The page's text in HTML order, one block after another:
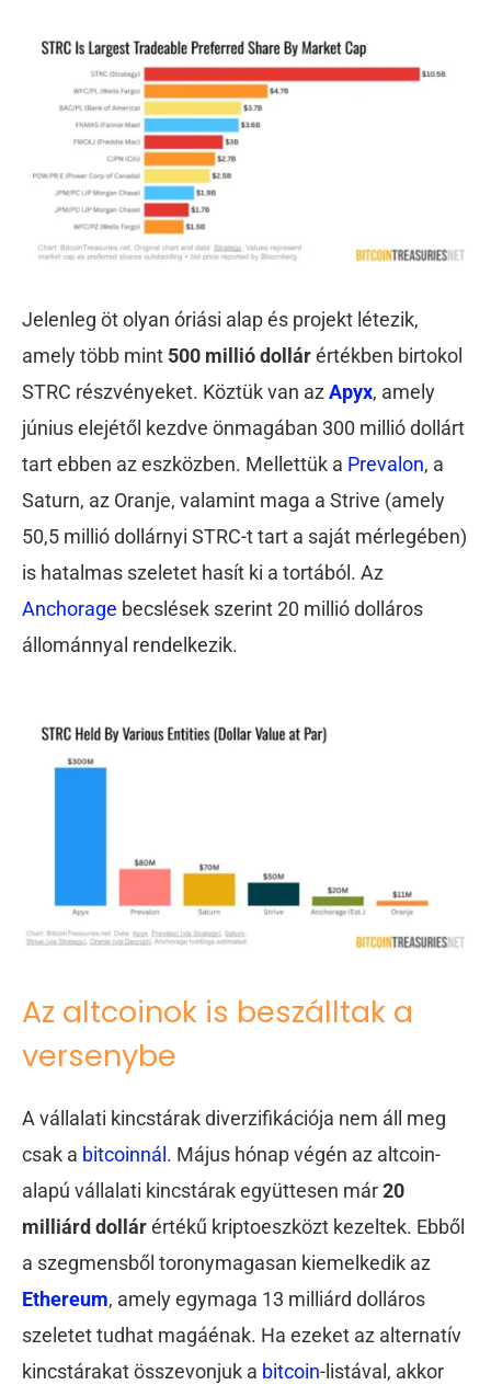
Jelenleg öt olyan óriási alap és projekt létezik,
amely több mint 500 millió dollárértékben birtokol
STRC részvényeket. Köztük van az Apyx, amely
június elejétől kezdve önmagában 300 millió dollárt
tart ebben az eszközben. Mellettük a Prevalon, a
Saturn, az Oranje, valamint maga a Strive (amely
50,5 millió dollárnyi STRC-t tart a saját mérlegében)
is hatalmas szeletet hasít ki a tortából. Az
Anchorage becslések szerint 20 millió dolláros
állománnyal rendelkezik.
Az altcoinok is beszálltak a
versenybe
A vállalati kincstárak diverzifikációja nem áll meg
csak a bitcoinnál . Május hónap végén az altcoin-
alapú vállalati kincstárak együttesen már20
milliárd dollárértékű kriptoeszközt kezeltek. Ebből
a szegmensből toronymagasan kiemelkedik az
Ethereum, amely egymaga 13 milliárd dolláros
szeletet tudhat magáénak. Ha ezeket az alternatív
kincstárakat összevonjuk a bitcoin-listával, akkor